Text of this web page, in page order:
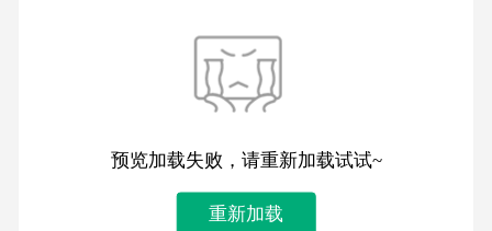
预览加载失败，请重新加载试试~
重新加载